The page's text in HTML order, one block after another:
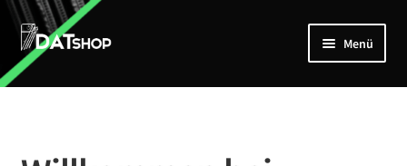
Zur
Navigation
springen
Zum
Inhalt
springen
Menü
Home